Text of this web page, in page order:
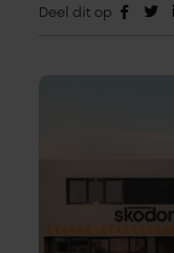
Deel dit op